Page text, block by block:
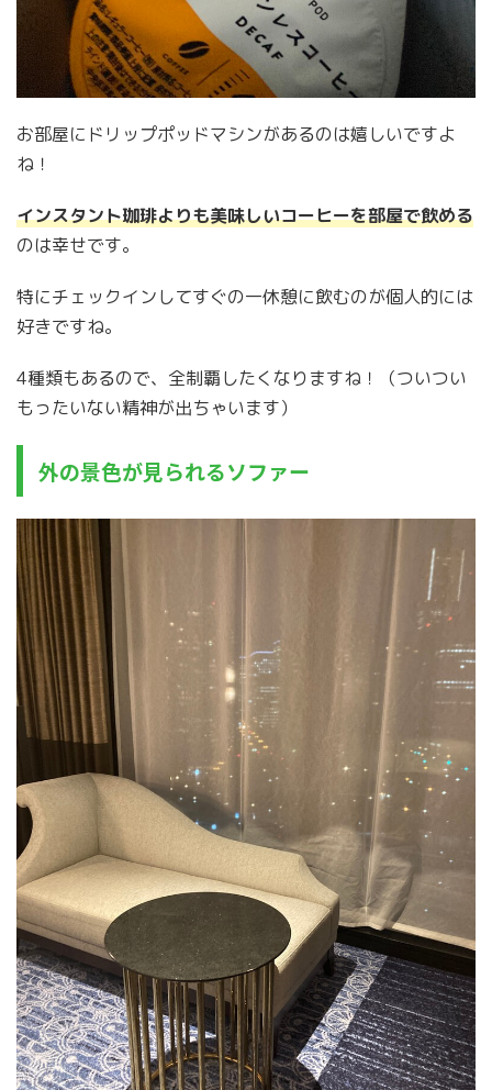
お部屋にドリップポッドマシンがあるのは嬉しいですよ
ね！
インスタント珈琲よりも美味しいコーヒーを部屋で飲める
のは幸せです。
特にチェックインしてすぐの一休憩に飲むのが個人的には
好きですね。
4種類もあるので、全制覇したくなりますね！（ついつい
もったいない精神が出ちゃいます）
外の景色が見られるソファー